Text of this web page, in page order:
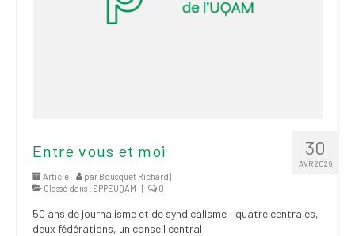
30
AVR 2026
Entre vous et moi
Article | par Bousquet Richard |
Classé dans : SPPEUQAM | 0
50 ans de journalisme et de syndicalisme : quatre centrales,
deux fédérations, un conseil central